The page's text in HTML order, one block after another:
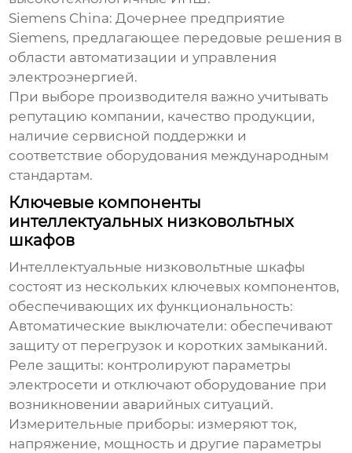
Siemens China: Дочернее предприятие
Siemens, предлагающее передовые решения в
области автоматизации и управления
электроэнергией.
При выборе производителя важно учитывать
репутацию компании, качество продукции,
наличие сервисной поддержки и
соответствие оборудования международным
стандартам.
Ключевые компоненты
интеллектуальных низковольтных
шкафов
Интеллектуальные низковольтные шкафы
состоят из нескольких ключевых компонентов,
обеспечивающих их функциональность:
Автоматические выключатели: обеспечивают
защиту от перегрузок и коротких замыканий.
Реле защиты: контролируют параметры
электросети и отключают оборудование при
возникновении аварийных ситуаций.
Измерительные приборы: измеряют ток,
напряжение, мощность и другие параметры